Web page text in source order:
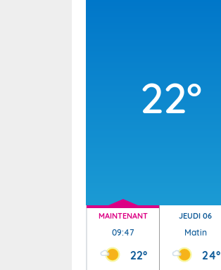
22°
MAINTENANT
09:47
22°
JEUDI 06
Matin
24°